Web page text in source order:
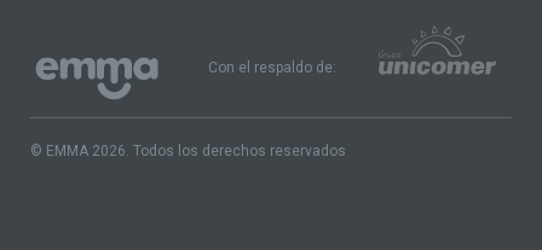
© EMMA 2026. Todos los derechos reservados
Con el respaldo de: